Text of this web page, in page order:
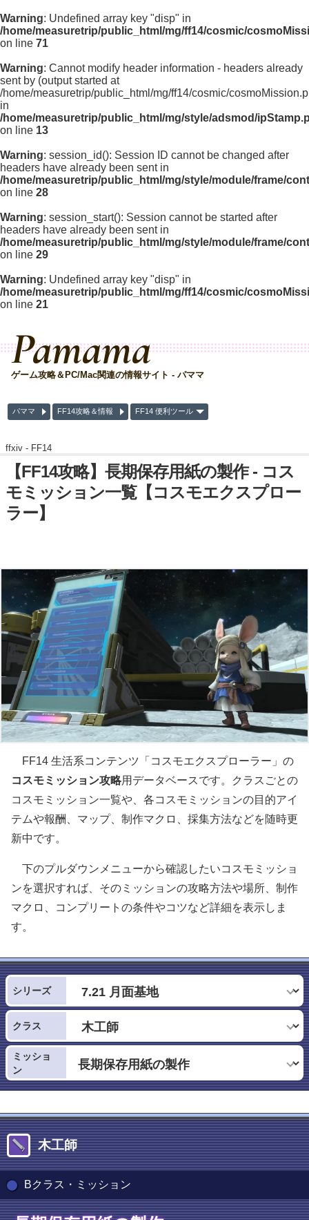
Warning: Undefined array key "disp" in
/home/measuretrip/public_html/mg/ff14/cosmic/
on line 71
Warning: Cannot modify header information - headers already
sent by (output started at
/home/measuretrip/public_html/mg/ff14/cosmic/
in
/home/measuretrip/public_html/mg/style/adsmod/
on line 13
Warning: session_id(): Session ID cannot be changed after
headers have already been sent in
/home/measuretrip/public_html/mg/style/module/frame/
on line 28
Warning: session_start(): Session cannot be started after
headers have already been sent in
/home/measuretrip/public_html/mg/style/module/frame/
on line 29
Warning: Undefined array key "disp" in
/home/measuretrip/public_html/mg/ff14/cosmic/
on line 21
Pamama
ゲーム攻略＆PC/Mac関連の情報サイト - パママ
パママ FF14攻略＆情報 FF14 便利ツール
ffxiv - FF14
【FF14攻略】長期保存用紙の製作 - コス
モミッション一覧【コスモエクスプロー
ラー】
FF14 生活系コンテンツ「コスモエクスプローラー」の
コスモミッション攻略用データベースです。クラスごとの
コスモミッション一覧や、各コスモミッションの目的アイ
テムや報酬、マップ、制作マクロ、採集方法などを随時更
新中です。
下のプルダウンメニューから確認したいコスモミッショ
ンを選択すれば、そのミッションの攻略方法や場所、制作
マクロ、コンプリートの条件やコツなど詳細を表示しま
す。
シリーズ
クラス
ミッショ
ン
木工師
Bクラス・ミッション